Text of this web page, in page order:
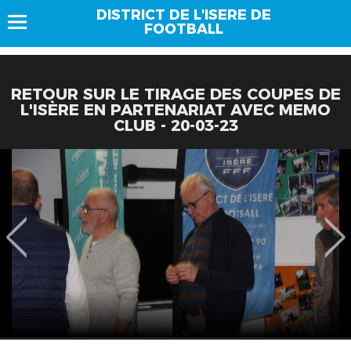
DISTRICT DE L'ISERE DE
FOOTBALL
RETOUR SUR LE TIRAGE DES COUPES DE
L'ISÈRE EN PARTENARIAT AVEC MEMO
CLUB - 20-03-23